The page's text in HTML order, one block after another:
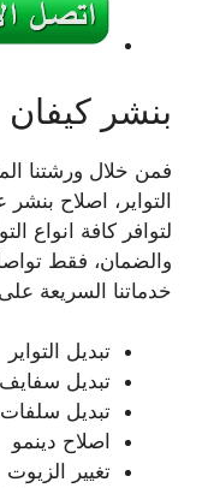
بنشر كيفان
فمن خلال ورشتنا
التواير، اصلاح
لتوافر كافة انواع
والضمان، فقط
خدماتنا السريعة
تبديل التواير
تبديل سفايف
تبديل سلفات
اصلاح دينمو
تغيير الزيوت